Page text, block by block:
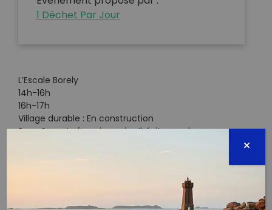
1 Déchet Par Jour
L’Escale Borely
14h-16h
16h-17h
Village durable : En construction
Sacs & gants fournis, mais n’hésite pas à ramener
Pour la 3ème année consécutive 1DPJ se fait plaisir